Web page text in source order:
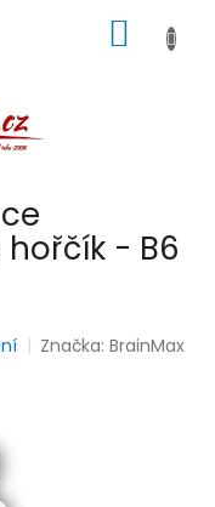
KOŠÍK
- B6
Značka:BrainMax